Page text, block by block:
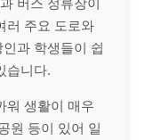
러 주요 도로와
과 학생들이 쉽
습니다.
워 생활이 매우
원 등이 있어 일